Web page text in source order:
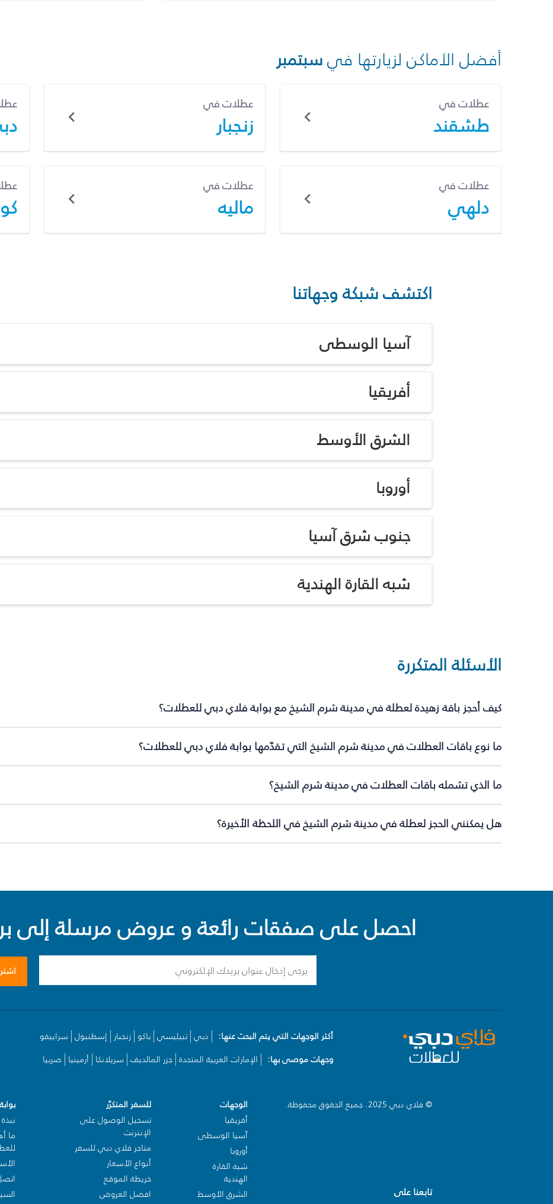
أفضل الأماكن لزيارتها فيسبتمبر
عطلات في
طشقند
عطلات في
زنجبار
عطلات في
دلهي
عطلات في
ماليه
اكتشف شبكة وجهاتنا
آسيا الوسطى
أفريقيا
الشرق الأوسط
أوروبا
جنوب شرق آسيا
شبه القارة الهندية
الأسئلة المتكررة
كيف أحجز باقة زهيدة لعطلة في مدينة شرم الشيخ مع بوابة فلاي دبي للعطلات؟
ما نوع باقات العطلات في مدينة شرم الشيخ التي تقدّمها بوابة فلاي دبي للعطلات؟
ما الذي تشمله باقات العطلات في مدينة شرم الشيخ؟
هل يمكنني الحجز لعطلة في مدينة شرم الشيخ في اللحظة الأخيرة؟
احصل على صفقات رائعة و عروض مرسلة إلى
أكثر الوجهات التي يتم البحث عنها: دبي تبيليسي باكو زنجبار إسطنبول سراييفو
وجهات موصى بها:
الإمارات العربية المتحدة جزر المالديف سريلانكا أرمينيا صربيا
© فلاي دبي 2025. جميع الحقوق محفوظة.
تابعنا على
الوجهات
أفريقيا
آسيا الوسطى
أوروبا
شبه القارة
الهندية
الشرق الأوسط
للسفر المتكرّر
تسجيل الوصول على
الإنترنت
متاجر فلاي دبي للسفر
أنواع الأسعار
خريطة الموقع
افضل العروض
ما